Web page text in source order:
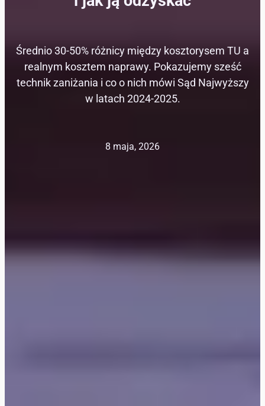
Średnio 30-50% różnicy między kosztorysem TU a
realnym kosztem naprawy. Pokazujemy sześć
technik zaniżania i co o nich mówi Sąd Najwyższy
w latach 2024-2025.
8 maja, 2026